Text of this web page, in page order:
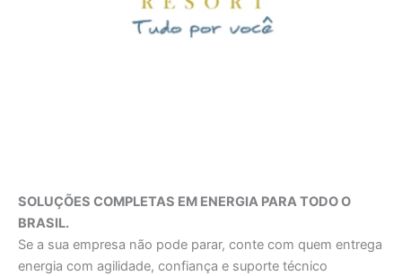
SOLUÇÕES COMPLETAS EM ENERGIA PARA TODO O
BRASIL.
Se a sua empresa não pode parar, conte com quem entrega
energia com agilidade, confiança e suporte técnico